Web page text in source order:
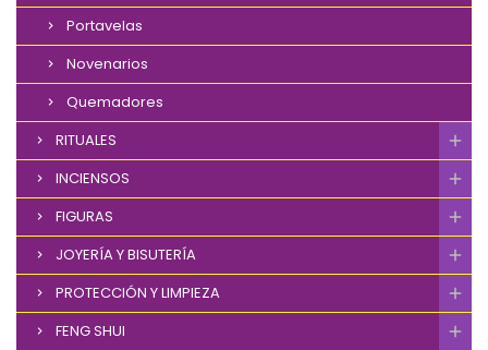
Portavelas
Novenarios
Quemadores
RITUALES
INCIENSOS
FIGURAS
JOYERÍA Y BISUTERÍA
PROTECCIÓN Y LIMPIEZA
FENG SHUI